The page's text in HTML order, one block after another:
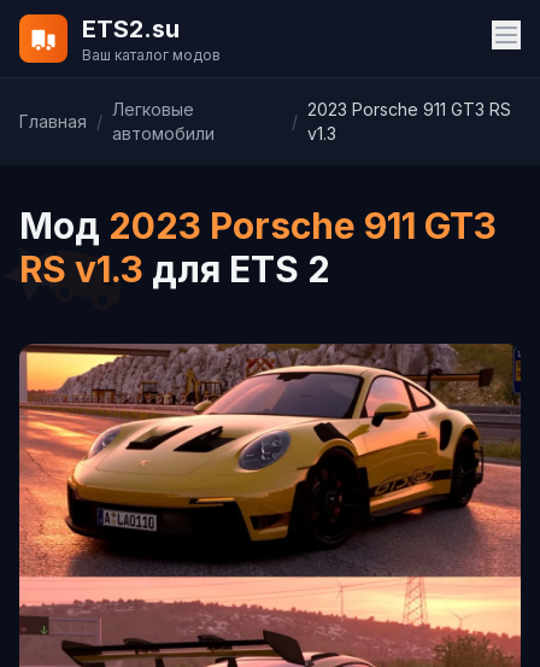
ETS2.su
Ваш каталог модов
Главная /
Легковые
автомобили
/
2023 Porsche 911 GT3 RS
v1.3
Мод 2023 Porsche 911 GT3
RS v1.3 для ETS 2